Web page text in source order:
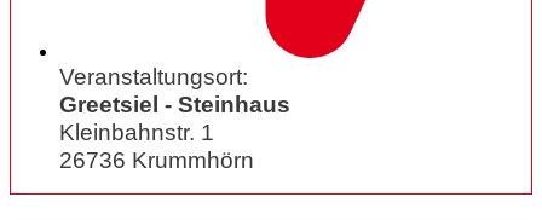
Veranstaltungsort:
Greetsiel - Steinhaus
Kleinbahnstr. 1
26736 Krummhörn